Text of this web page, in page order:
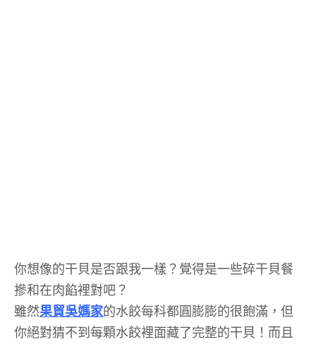
你想像的干貝是否跟我一樣？覺得是一些碎干貝餐
摻和在肉餡裡對吧？
雖然果貿吳媽家的水餃每科都圓膨膨的很飽滿，但
你絕對猜不到每顆水餃裡面藏了完整的干貝！而且